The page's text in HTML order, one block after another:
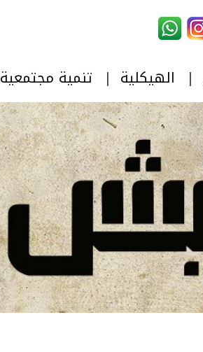
الهيكلية تنمية مجتمعية